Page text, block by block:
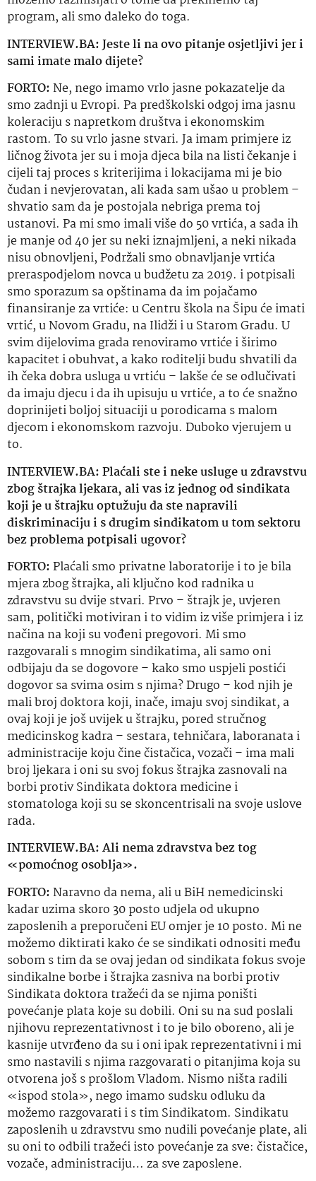
program, ali smo daleko do toga.
INTERVIEW.BA: Jeste li na ovo pitanje osjetljivi jer i
sami imate malo dijete?
FORTO:Ne, nego imamo vrlo jasne pokazatelje da
smo zadnji uEvropi. Pa predškolski odgoj ima jasnu
koleracijus napretkom društva i ekonomskim
rastom. To su vrlo jasne stvari. Ja imam primjere iz
ličnog života jer su i moja djeca bila na listi čekanje i
cijeli taj proces s kriterijima i lokacijama mi je bio
čudan inevjerovatan, ali kada sam ušao u problem –
shvatio sam da je postojala nebriga prema toj
ustanovi. Pa mi smo imali više do 50 vrtića, a sada ih
je manje od 40 jer su neki iznajmljeni, a neki nikada
nisu obnovljeni, Podržali smo obnavljanje vrtića
preraspodjelom novca u budžetu za 2019. i potpisali
smo sporazum saopštinamada im pojačamo
finansiranjeza vrtiće: u Centru škola na Šipu će imati
vrtić, u Novom Gradu, na Ilidži i u Starom Gradu. U
svim dijelovima grada renoviramo vrtiće i širimo
kapacitet i obuhvat, a kako roditelji budu shvatili da
ih čeka dobra usluga u vrtiću – lakše će se odlučivati
da imaju djecu i da ih upisuju u vrtiće, a to će snažno
doprinijeti boljoj situaciji u porodicama s malom
djecom i ekonomskom razvoju. Duboko vjerujem u
to.
INTERVIEW.BA: Plaćali ste i neke usluge u zdravstvu
zbog štrajka ljekara, ali vas iz jednog od sindikata
koji je u štrajku optužuju da ste napravili
diskriminaciju i s drugim sindikatom u tom sektoru
bez problema potpisali ugovor?
FORTO:Plaćali smo privatne laboratorije i to je bila
mjera zbog štrajka, ali ključno kod radnika u
zdravstvu su dvije stvari. Prvo – štrajk je, uvjeren
sam, politički motiviran i to vidim iz više primjera i iz
načina na koji su vođeni pregovori. Mi smo
razgovarali s mnogim sindikatima, ali samo oni
odbijaju da se dogovore – kako smo uspjeli postići
dogovor sa svima osim s njima? Drugo – kod njih je
mali broj doktora koji, inače, imaju svoj sindikat, a
ovaj koji je još uvijek u štrajku, pored stručnog
medicinskog kadra – sestara, tehničara, laboranata i
administracije koju čine čistačica, vozači – ima mali
broj ljekara i oni su svoj fokus štrajka zasnovali na
borbi protiv Sindikata doktora medicine i
stomatologa koji su seskoncentrisalina svojeuslove
rada.
INTERVIEW.BA: Ali nema zdravstva bez tog
«pomoćnog osoblja».
FORTO:Naravno da nema, ali u BiH nemedicinski
kadar uzima skoro 30 posto udjela od ukupno
zaposlenih a preporučeni EU omjer je 10 posto. Mi ne
možemo diktirati kako će se sindikati odnositi među
sobom s tim da se ovaj jedan od sindikata fokus svoje
sindikalne borbe i štrajka zasniva na borbi protiv
Sindikata doktora tražeći da se njima poništi
povećanje plata koje su dobili. Oni su na sud poslali
njihovu reprezentativnost i to je bilo oboreno, ali je
kasnije utvrđeno da su i oni ipak reprezentativni i mi
smo nastavili s njima razgovarati o pitanjima koja su
otvorena još s prošlom Vladom. Nismo ništa radili
«ispod stola», nego imamo sudsku odluku da
možemo razgovarati i s tim Sindikatom. Sindikatu
zaposlenih u zdravstvu smo nudili povećanje plate, ali
su oni to odbili tražeći isto povećanje za sve: čistačice,
vozače, administraciju… za sve zaposlene.